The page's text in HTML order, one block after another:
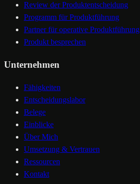
Review der Produktentscheidung
Programm für Produktführung
Partner für operative Produktführung
Produkt besprechen
Unternehmen
Fähigkeiten
Entscheidungslabor
Belege
Einblicke
Über Mich
Umsetzung & Vertrauen
Ressourcen
Kontakt